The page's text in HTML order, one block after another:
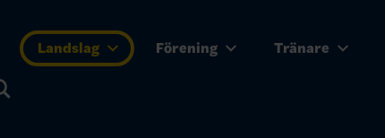
Landslag Förening Tränare